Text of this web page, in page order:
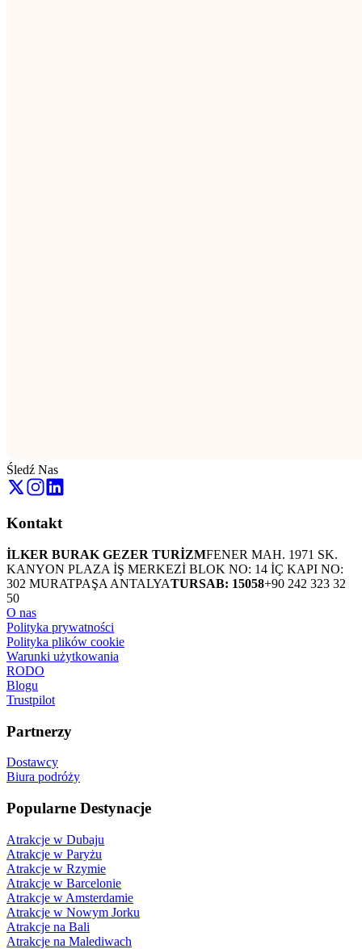
Śledź Nas
Kontakt
İLKER BURAK GEZER TURİZMFENER MAH. 1971 SK.
KANYON PLAZA İŞ MERKEZİ BLOK NO: 14 İÇ KAPI NO:
302 MURATPAŞA ANTALYATURSAB: 15058+90 242 323 32
50
O nas
Polityka prywatności
Polityka plików cookie
Warunki użytkowania
RODO
Blogu
Trustpilot
Partnerzy
Dostawcy
Biura podróży
Popularne Destynacje
Atrakcje w Dubaju
Atrakcje w Paryżu
Atrakcje w Rzymie
Atrakcje w Barcelonie
Atrakcje w Amsterdamie
Atrakcje w Nowym Jorku
Atrakcje na Bali
Atrakcje na Malediwach